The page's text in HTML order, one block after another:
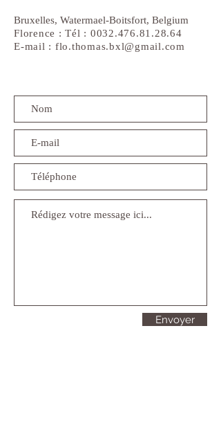
Bruxelles, Watermael-Boitsfort, Belgium
Florence : Tél : 0032.476.81.28.64
E-mail : flo.thomas.bxl@gmail.com
Envoyer